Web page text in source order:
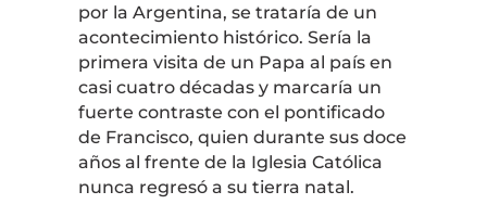
por la Argentina, se trataría de un
acontecimiento histórico. Sería la
primera visita de un Papa al país en
casi cuatro décadas y marcaría un
fuerte contraste con el pontificado
de Francisco, quien durante sus doce
años al frente de la Iglesia Católica
nunca regresó a su tierra natal.